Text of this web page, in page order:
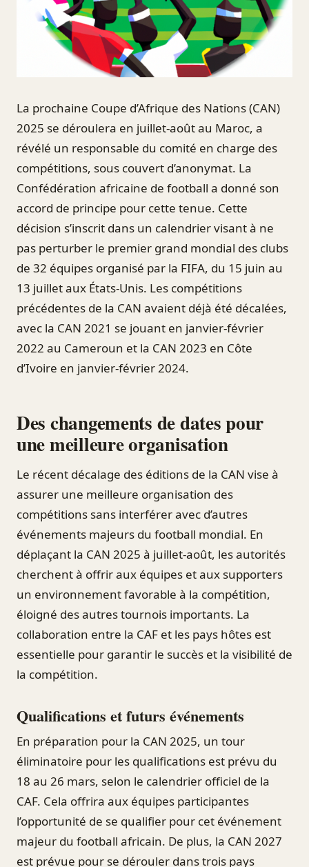
La prochaine Coupe d’Afrique des Nations (CAN)
2025 se déroulera en juillet-août au Maroc, a
révélé un responsable du comité en charge des
compétitions, sous couvert d’anonymat. La
Confédération africaine de football a donné son
accord de principe pour cette tenue. Cette
décision s’inscrit dans un calendrier visant à ne
pas perturber le premier grand mondial des clubs
de 32 équipes organisé par la FIFA, du 15 juin au
13 juillet aux États-Unis. Les compétitions
précédentes de la CAN avaient déjà été décalées,
avec la CAN 2021 se jouant en janvier-février
2022 au Cameroun et la CAN 2023 en Côte
d’Ivoire en janvier-février 2024.
Des changements de dates pour
une meilleure organisation
Le récent décalage des éditions de la CAN vise à
assurer une meilleure organisation des
compétitions sans interférer avec d’autres
événements majeurs du football mondial. En
déplaçant la CAN 2025 à juillet-août, les autorités
cherchent à offrir aux équipes et aux supporters
un environnement favorable à la compétition,
éloigné des autres tournois importants. La
collaboration entre la CAF et les pays hôtes est
essentielle pour garantir le succès et la visibilité de
la compétition.
Qualifications et futurs événements
En préparation pour la CAN 2025, un tour
éliminatoire pour les qualifications est prévu du
18 au 26 mars, selon le calendrier officiel de la
CAF. Cela offrira aux équipes participantes
l’opportunité de se qualifier pour cet événement
majeur du football africain. De plus, la CAN 2027
est prévue pour se dérouler dans trois pays